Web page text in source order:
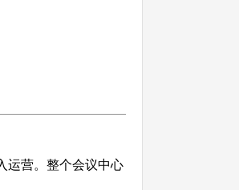
运营。整个会议中心